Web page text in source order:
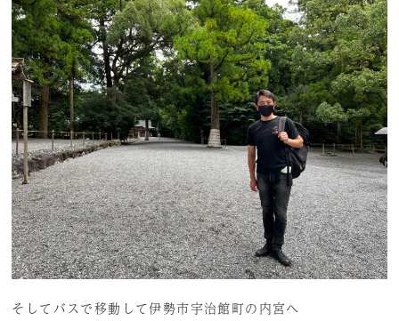
そしてバスで移動して伊勢市宇治館町の内宮へ